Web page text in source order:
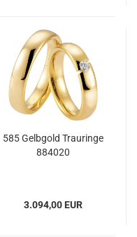
585 Gelbgold Trauringe
884020
3.094,00 EUR